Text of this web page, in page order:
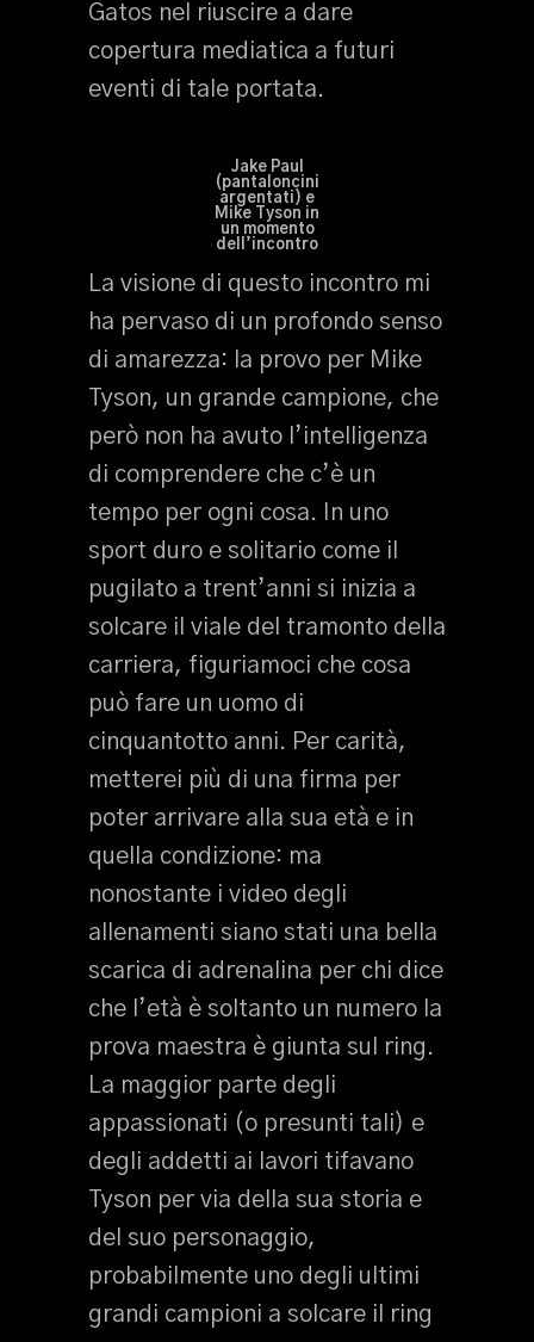
Gatos nel riuscire a dare
copertura mediatica a futuri
eventi di tale portata.
Jake Paul
(pantaloncini
argentati) e
Mike Tyson in
un momento
dell’incontro
La visione di questo incontro mi
ha pervaso di un profondo senso
di amarezza: la provo per Mike
Tyson, un grande campione, che
però non ha avuto l’intelligenza
di comprendere che c’è un
tempo per ogni cosa. In uno
sport duro e solitario come il
pugilato a trent’anni si inizia a
solcare il viale del tramonto della
carriera, figuriamoci che cosa
può fare un uomo di
cinquantotto anni. Per carità,
metterei più di una firma per
poter arrivare alla sua età e in
quella condizione: ma
nonostante i video degli
allenamenti siano stati una bella
scarica di adrenalina per chi dice
che l’età è soltanto un numero la
prova maestra è giunta sul ring.
La maggior parte degli
appassionati (o presunti tali) e
degli addetti ai lavori tifavano
Tyson per via della sua storia e
del suo personaggio,
probabilmente uno degli ultimi
grandi campioni a solcare il ring